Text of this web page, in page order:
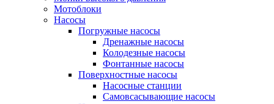
Мотоблоки
Насосы
Погружные насосы
Дренажные насосы
Колодезные насосы
Фонтанные насосы
Поверхностные насосы
Насосные станции
Самовсасывающие насосы